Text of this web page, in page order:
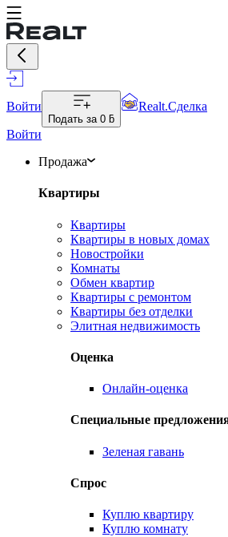
Войти
Подать за 0 ƃ
Realt.Сделка
Войти
Продажа
Квартиры
Квартиры
Квартиры в новых домах
Новостройки
Комнаты
Обмен квартир
Квартиры с ремонтом
Квартиры без отделки
Элитная недвижимость
Оценка
Онлайн-оценка
Специальные
Зеленая гавань
Спрос
Куплю квартиру
Куплю комнату